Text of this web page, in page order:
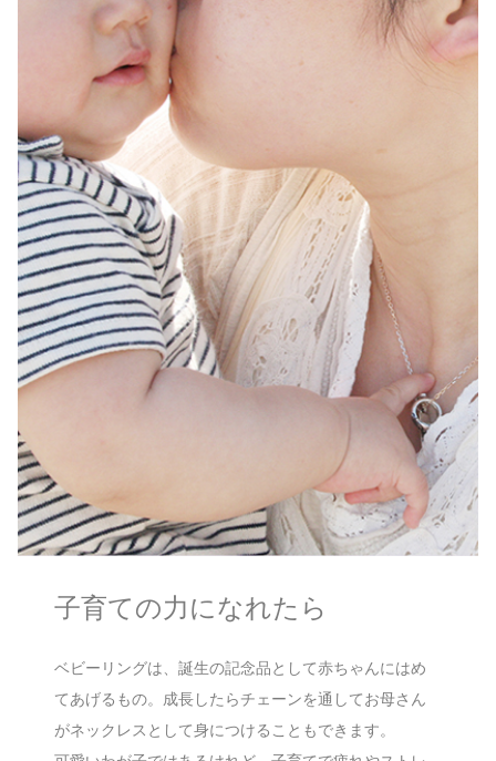
子育ての力になれたら
ベビーリングは、誕生の記念品として赤ちゃんにはめ
てあげるもの。成長したらチェーンを通してお母さん
がネックレスとして身につけることもできます。